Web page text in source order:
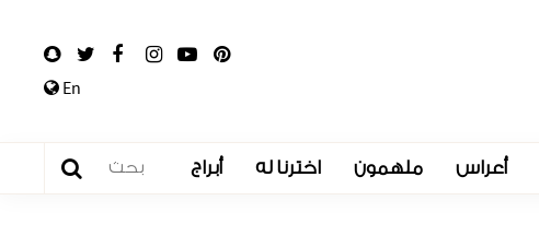
En
أعراس ملهمون اخترنا له أبراج